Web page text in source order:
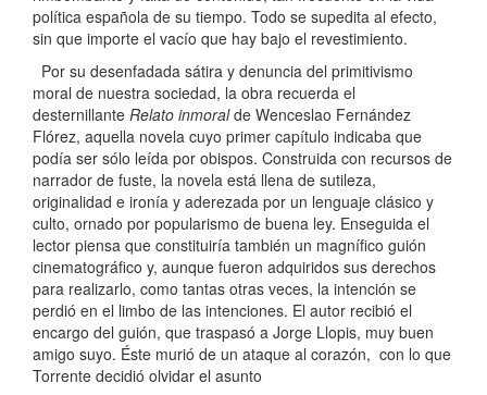
política española de su tiempo. Todo se supedita al efecto,
sin que importe el vacío que hay bajo el revestimiento.
Por su desenfadada sátira y denuncia del primitivismo
moral de nuestra sociedad, la obra recuerda el
desternillante Relato inmoralde Wenceslao Fernández
Flórez, aquella novela cuyo primer capítulo indicaba que
podía ser sólo leída por obispos. Construida con recursos de
narrador de fuste, la novela está llena de sutileza,
originalidad e ironía y aderezada por un lenguaje clásico y
culto, ornado por popularismo de buena ley. Enseguida el
lector piensa que constituiría también un magnífico guión
cinematográfico y, aunque fueron adquiridos sus derechos
para realizarlo, como tantas otras veces, la intención se
perdió en el limbo de las intenciones. El autor recibió el
encargo del guión, que traspasó a Jorge Llopis, muy buen
amigo suyo. Éste murió de un ataque al corazón, con lo que
Torrente decidió olvidar el asunto